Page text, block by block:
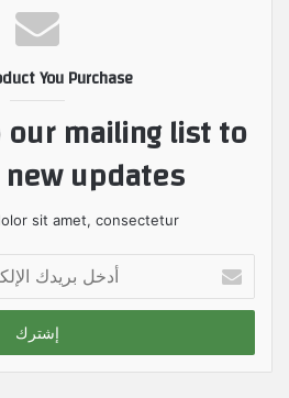
You Purchase
mailing list to
updates!
sit amet, consectetur.
خ
ب